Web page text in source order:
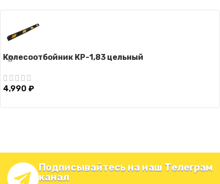
Колесоотбойник КР-1,83 цельный
4,990 ₽
Подписывайтесь на наш Телеграм
канал